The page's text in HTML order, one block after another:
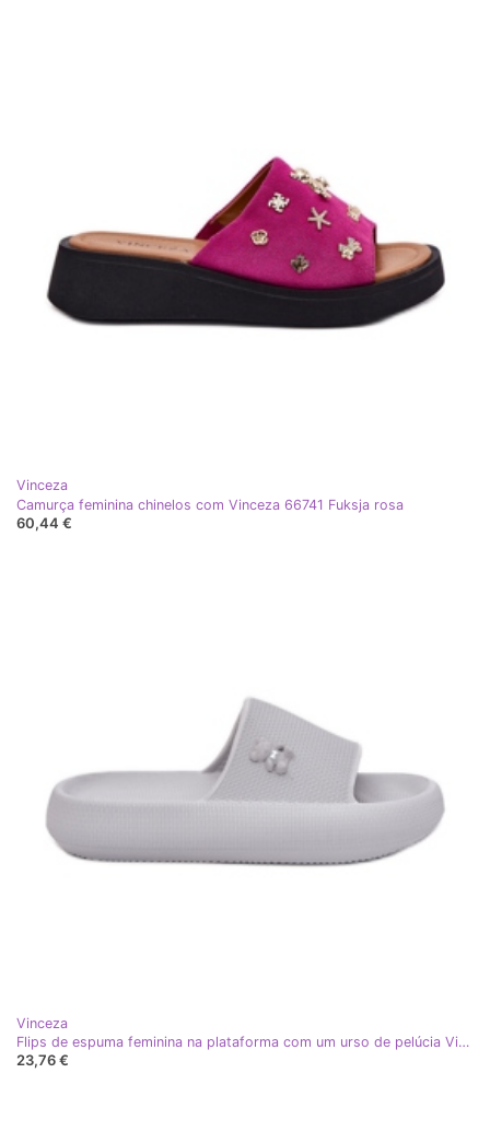
Vinceza
Camurça feminina chinelos com Vinceza 66741 Fuksja rosa
60,44 €
Vinceza
Flips de espuma feminina na plataforma com um urso de pelúcia Vinceza 75210 cinza
23,76 €